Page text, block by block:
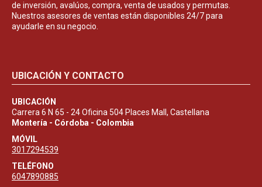
de inversión, avalúos, compra, venta de usados y permutas.
Nuestros asesores de ventas están disponibles 24/7 para
ayudarle en su negocio.
UBICACIÓN Y CONTACTO
UBICACIÓN
Carrera 6 N 65 - 24 Oficina 504 Places Mall, Castellana
Montería - Córdoba - Colombia
MÓVIL
3017294539
TELÉFONO
6047890885